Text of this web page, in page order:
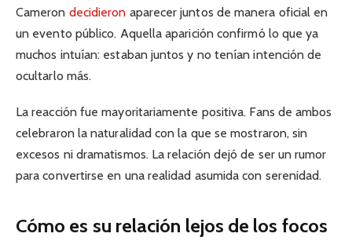
Cameron decidieron aparecer juntos de manera oficial en
un evento público. Aquella aparición confirmó lo que ya
muchos intuían: estaban juntos y no tenían intención de
ocultarlo más.
La reacción fue mayoritariamente positiva. Fans de ambos
celebraron la naturalidad con la que se mostraron, sin
excesos ni dramatismos. La relación dejó de ser un rumor
para convertirse en una realidad asumida con serenidad.
Cómo es su relación lejos de los focos